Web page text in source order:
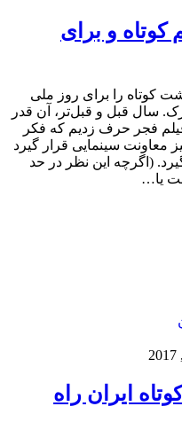
کوتاه و برای
کوتاه را برای روز ملی
سال قبل و قبل‌تر، آن قدر
فجر حرف زدیم که فکر
معاونت سینمایی قرار گیرد
(اگرچه این نظر در حد
یا…
ایران راه